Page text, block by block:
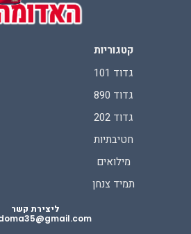
קטגוריות
גדוד 101
גדוד 890
גדוד 202
חטיבתיות
מילואים
תמיד צנחן
ליצירת קשר